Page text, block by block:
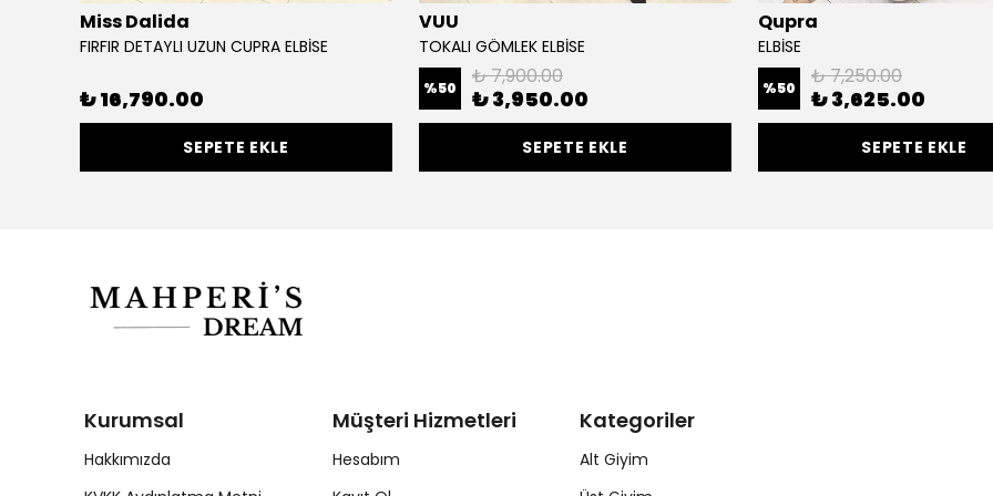
Miss Dalida
FIRFIR DETAYLI UZUN CUPRA ELBİSE
₺ 16,790.00
SEPETE EKLE
VUU
TOKALI GÖMLEK ELBİSE
%50 ₺ 7,900.00
₺ 3,950.00
SEPETE EKLE
Qupra
ELBİSE
%50 ₺ 7,250.00
₺ 3,625.00
SEPETE EKLE
Kurumsal
Hakkımızda
Müşteri Hizmetleri
Hesabım
Kategoriler
Alt Giyim